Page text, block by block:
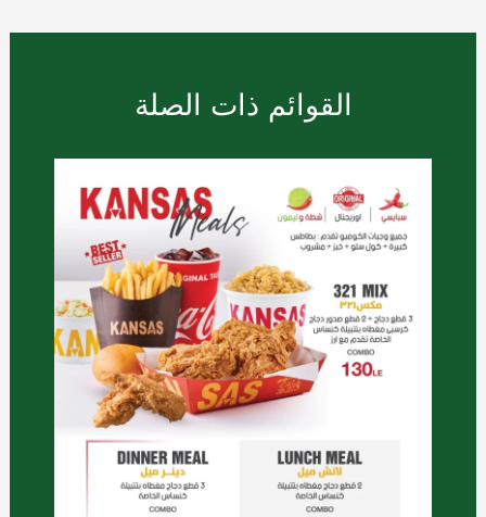
القوائم ذات الصلة